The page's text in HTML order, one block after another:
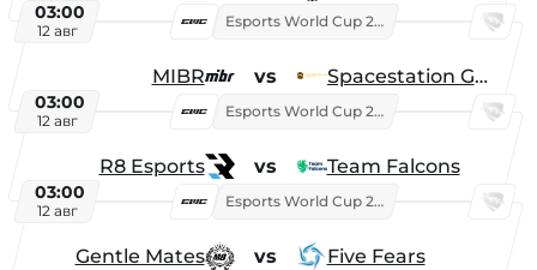
03:00
12 авг
Esports World Cup 2026
MIBR vs Spacestation Gaming
03:00
12 авг
Esports World Cup 2026
R8 Esports vs Team Falcons
03:00
12 авг
Esports World Cup 2026
Gentle Mates vs Five Fears